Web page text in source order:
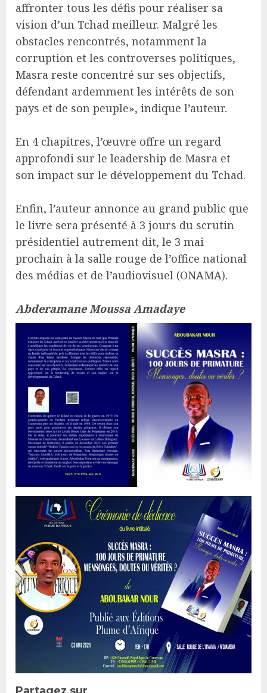
affronter tous les défis pour réaliser sa
vision d’un Tchad meilleur. Malgré les
obstacles rencontrés, notamment la
corruption et les controverses politiques,
Masra reste concentré sur ses objectifs,
défendant ardemment les intérêts de son
pays et de son peuple», indique l’auteur.
En 4 chapitres, l’œuvre offre un regard
approfondi sur le leadership de Masra et
son impact sur le développement du Tchad.
Enfin, l’auteur annonce au grand public que
le livre sera présenté à 3 jours du scrutin
présidentiel autrement dit, le 3 mai
prochain à la salle rouge de l’office national
des médias et de l’audiovisuel (ONAMA).
Abderamane Moussa Amadaye